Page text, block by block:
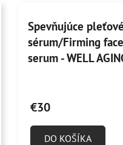
Spevňujúce pleťové
sérum/Firming face
serum - WELL
hodnotenie
€30
DO KOŠÍKA